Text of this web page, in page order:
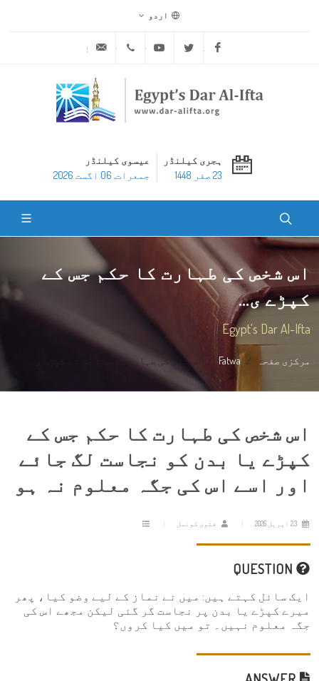
اردو
Facebook
Twitter
Youtube
ہجری کیلنڈر
23 صفر 1448
عیسوی کیلنڈر
جمعرات, 06 اگست 2026
اس شخص کی طہارت کا حکم جس کے
کپڑے ی...
Egypt's Dar Al-Ifta
مرکزی صفحہ Fatwa اس شخص کی طہارت کا حکم جس کے کپڑے ی...
اس شخص کی طہارت کا حکم جس کے
کپڑے یا بدن کو نجاست لگ جائے
اور اسے اس کی جگہ معلوم نہ ہو
فتویٰ کونسل
ایک سائل کہتے ہیں: میں نے نماز کے لیے وضو کیا، پھر
میرے کپڑے یا بدن پر نجاست گر گئی لیکن مجھے اس کی
جگہ معلوم نہیں۔ تو میں کیا کروں؟